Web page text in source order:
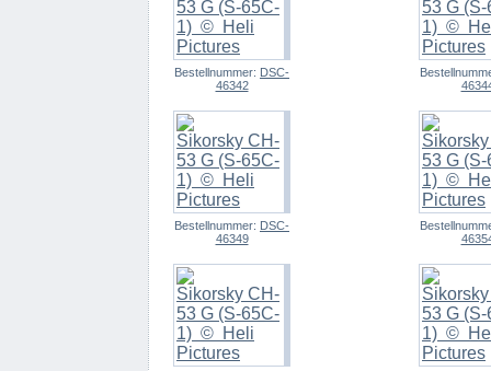
Bestellnummer: DSC-
46342
Bestellnummer: DSC-
46349